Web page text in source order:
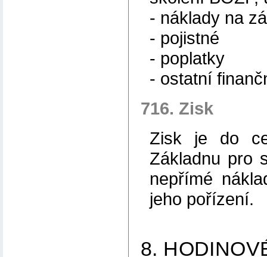
- náklady na
- pojistné
- poplatky
- ostatní
716. Zisk
Zisk je do
Základnu pro
nepřímé
jeho pořízení.
8.